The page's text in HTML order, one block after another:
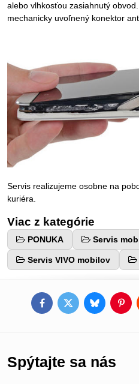
alebo vlhkosťou zasiahnutý
mechanicky uvoľnený konektor
Servis realizujeme osobne na
kuriéra.
Viac z kategórie
PONUKA Servis
Servis VIVO mobilov
FacebookTwitterBluesky
Spýtajte sa nás